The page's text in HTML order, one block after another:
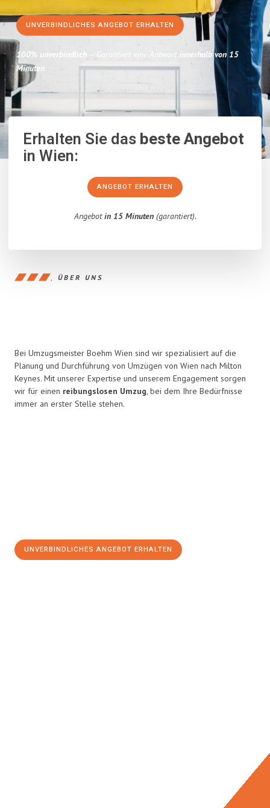
UNVERBINDLICHES ANGEBOT ERHALTEN
100% unverbindlich – Garantiert eine Antwort innerhalb von 15
Minuten.
Erhalten Sie dasbeste Angebot
in Wien:
ANGEBOT ERHALTEN
Angebotin 15 Minuten(garantiert).
ÜBER UNS
Bei Umzugsmeister Boehm Wien sind wir spezialisiert auf die
Planung und Durchführung von Umzügen von Wien nach Milton
Keynes. Mit unserer Expertise und unserem Engagement sorgen
wir für einen reibungslosen Umzug, bei dem Ihre Bedürfnisse
immer an erster Stelle stehen.
UNVERBINDLICHES ANGEBOT ERHALTEN